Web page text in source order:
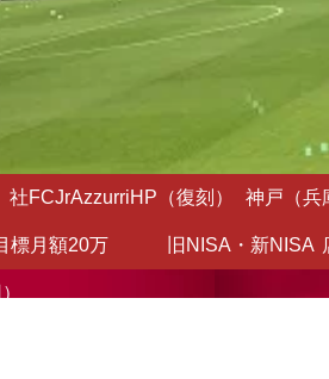
社FCJrAzzurriHP（復刻） 神戸（兵
標月額20万 旧NISA・新NISA